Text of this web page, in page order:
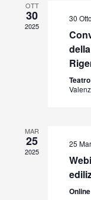
OTT
30
2025
30
MAR
25
2025
25
Online